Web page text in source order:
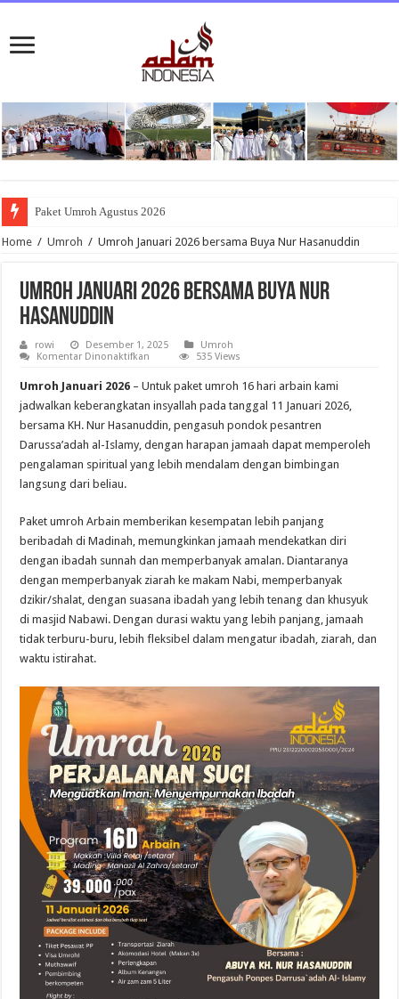
Paket Umroh Agustus 2026
Home / Umroh / Umroh Januari 2026 bersama Buya Nur Hasanuddin
Umroh Januari 2026 bersama Buya Nur
Hasanuddin
rowi Desember 1, 2025
Umroh
Komentar Dinonaktifkan
Januari
2026
bersama
Buya
Nur
535 Views
Umroh Januari 2026 – Untuk paket umroh 16 hari arbain kami
jadwalkan keberangkatan insyallah pada tanggal 11 Januari 2026,
bersama KH. Nur Hasanuddin, pengasuh pondok pesantren
Darussa’adah al-Islamy, dengan harapan jamaah dapat memperoleh
pengalaman spiritual yang lebih mendalam dengan bimbingan
langsung dari beliau.
Paket umroh Arbain memberikan kesempatan lebih panjang
beribadah di Madinah, memungkinkan jamaah mendekatkan diri
dengan ibadah sunnah dan memperbanyak amalan. Diantaranya
dengan memperbanyak ziarah ke makam Nabi, memperbanyak
dzikir/shalat, dengan suasana ibadah yang lebih tenang dan khusyuk
di masjid Nabawi. Dengan durasi waktu yang lebih panjang, jamaah
tidak terburu-buru, lebih fleksibel dalam mengatur ibadah, ziarah, dan
waktu istirahat.